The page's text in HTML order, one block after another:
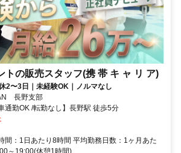
トの販売スタッフ(携 帯 キ ャ リ ア)
2〜3日｜未経験OK｜ノルマなし
長野支部
通勤OK /転勤なし】長野駅 徒歩5分
間：1日あたり8時間 平均勤務日数：1ヶ月あた
～19:00(休憩1時間)